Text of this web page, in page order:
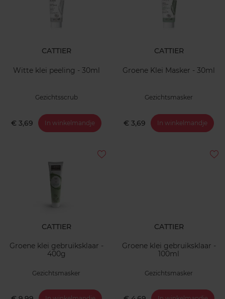
CATTIER
Witte klei peeling - 30ml
Gezichtsscrub
€ 3,69 In winkelmandje
CATTIER
Groene Klei Masker - 30ml
Gezichtsmasker
€ 3,69 In winkelmandje
CATTIER
Groene klei gebruiksklaar -
400g
Gezichtsmasker
CATTIER
Groene klei gebruiksklaar -
100ml
Gezichtsmasker